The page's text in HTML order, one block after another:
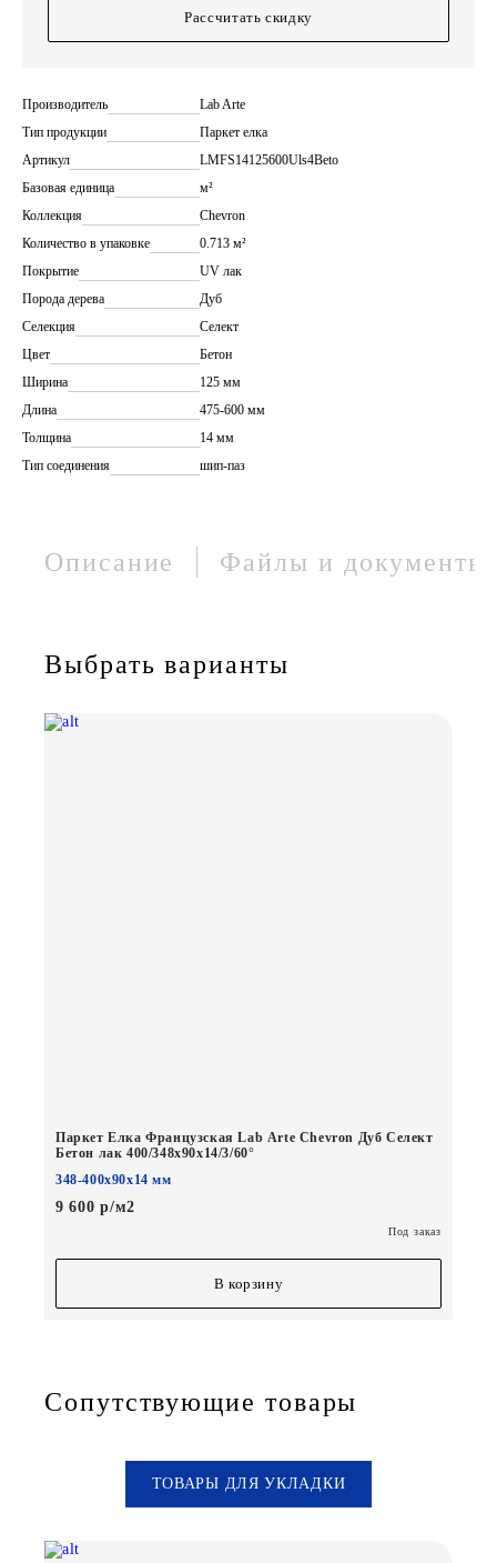
Рассчитать скидку
Производитель
Lab Arte
Тип продукции
Паркет елка
Артикул
LMFS14125600Uls4Beto
Базовая единица
м²
Коллекция
Chevron
Количество в упаковке
0.713 м²
Покрытие
UV лак
Порода дерева
Дуб
Селекция
Селект
Цвет
Бетон
Ширина
125 мм
Длина
475-600 мм
Толщина
14 мм
Тип соединения
шип-паз
Описание Файлы и документы
Выбрать варианты
Паркет Елка Французская Lab Arte Chevron Дуб Селект
Бетон лак 400/348х90х14/3/60°
348-400х90х14 мм
9 600 р/м2
Под заказ
В корзину
Сопутствующие товары
ТОВАРЫ ДЛЯ УКЛАДКИ